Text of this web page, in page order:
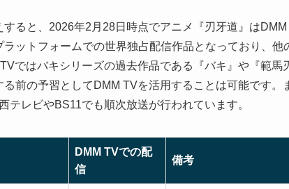
すると、2026年2月28日時点でアニメ『刃牙道』は
ラットフォームでの世界独占配信作品となっており、
ではバキシリーズの過去作品である『バキ』や『範馬
前の予習としてDMM TVを活用することは可能です。
テレビやBS11でも順次放送が行われています。
DMM TVでの配
信
備考